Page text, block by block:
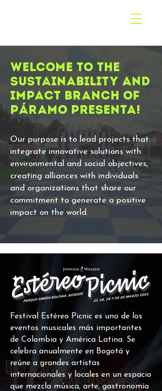
Welcome to the
sustainability and
impact branch of
Páramo Presenta!
Our purpose is to lead projects that
integrate innovative solutions with
environmental and social objectives,
creating alliances with individuals
and organizations that share our
commitment to generate a positive
impact on the world.
Festival Estéreo Picnic es uno de los
eventos musicales más importantes
de Colombia y América Latina. Se
celebra anualmente en Bogotá y
reúne a grandes artistas
internacionales y locales en un espacio
que mezcla música, arte, gastronomía